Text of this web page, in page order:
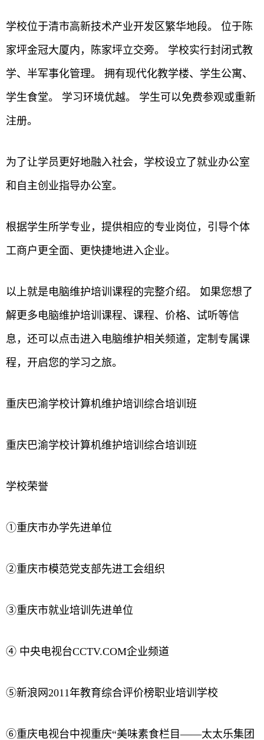
学校位于清市高新技术产业开发区繁华地段。 位于陈
家坪金冠大厦内，陈家坪立交旁。 学校实行封闭式教
学、半军事化管理。 拥有现代化教学楼、学生公寓、
学生食堂。 学习环境优越。 学生可以免费参观或重新
注册。
为了让学员更好地融入社会，学校设立了就业办公室
和自主创业指导办公室。
根据学生所学专业，提供相应的专业岗位，引导个体
工商户更全面、更快捷地进入企业。
以上就是电脑维护培训课程的完整介绍。 如果您想了
解更多电脑维护培训课程、课程、价格、试听等信
息，还可以点击进入电脑维护相关频道，定制专属课
程，开启您的学习之旅。
重庆巴渝学校计算机维护培训综合培训班
重庆巴渝学校计算机维护培训综合培训班
学校荣誉
①重庆市办学先进单位
②重庆市模范党支部先进工会组织
③重庆市就业培训先进单位
④ 中央电视台CCTV.COM企业频道
⑤新浪网2011年教育综合评价榜职业培训学校
⑥重庆电视台中视重庆“美味素食栏目——太太乐集团